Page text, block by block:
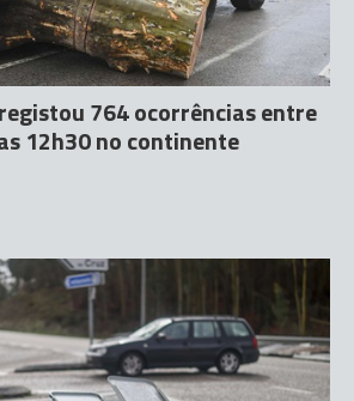
764 ocorrências entre
12h30 no continente